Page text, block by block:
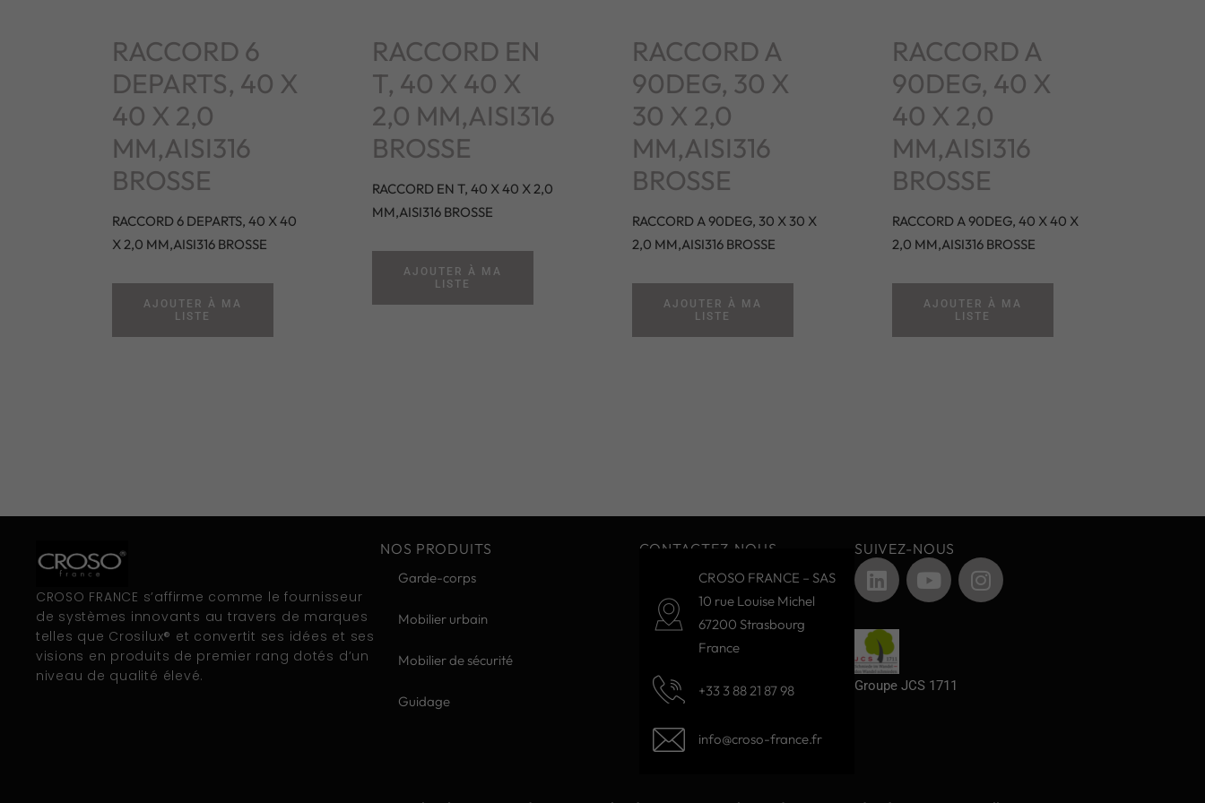
RACCORD 6
DEPARTS, 40 X
40 X 2,0
MM,AISI316
BROSSE
RACCORD 6 DEPARTS, 40 X 40
X 2,0 MM,AISI316 BROSSE
AJOUTER À MA
LISTE
RACCORD EN
T, 40 X 40 X
2,0 MM,AISI316
BROSSE
RACCORD EN T, 40 X 40 X 2,0
MM,AISI316 BROSSE
AJOUTER À MA
LISTE
RACCORD A
90DEG, 30 X
30 X 2,0
MM,AISI316
BROSSE
RACCORD A 90DEG, 30 X 30 X
2,0 MM,AISI316 BROSSE
AJOUTER À MA
LISTE
RACCORD A
90DEG, 40 X
40 X 2,0
MM,AISI316
BROSSE
RACCORD A 90DEG, 40 X 40 X
2,0 MM,AISI316 BROSSE
AJOUTER À MA
LISTE
CROSO FRANCE s’affirme comme le fournisseur
de systèmes innovants au travers de marques
telles que Crosilux® et convertit ses idées et ses
visions en produits de premier rang dotés d’un
niveau de qualité élevé.
NOS PRODUITS
Garde-corps
Mobilier urbain
Mobilier de sécurité
Guidage
CONTACTEZ-NOUS
CROSO FRANCE – SAS
10 rue Louise Michel
67200 Strasbourg
France
+33 3 88 21 87 98
info@croso-france.fr
SUIVEZ-NOUS
Groupe JCS 1711